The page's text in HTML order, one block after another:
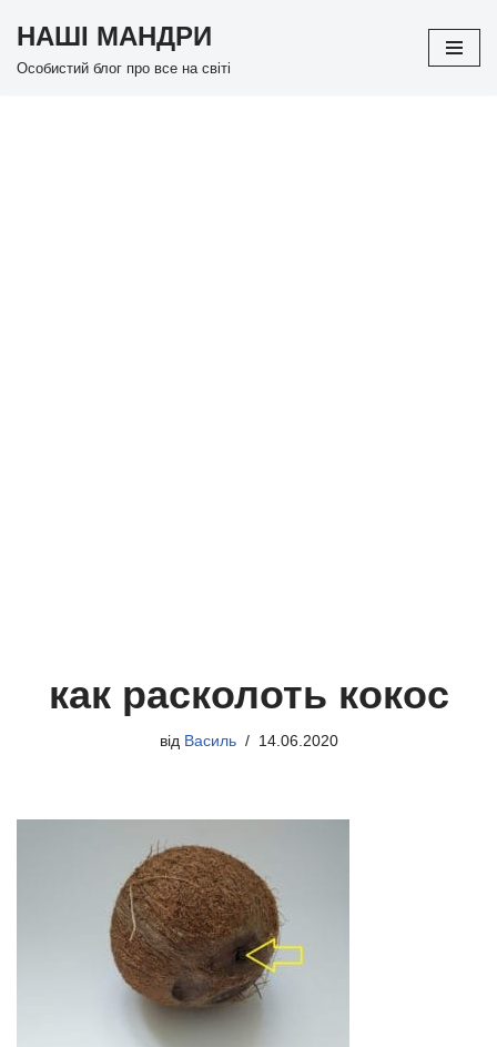
Перейти
НАШІ МАНДРИ
Особистий блог про все на світі
как расколоть кокос
від Василь 14.06.2020